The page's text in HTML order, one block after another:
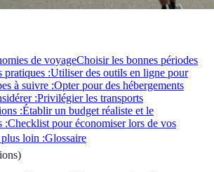
de voyageChoisir les bonnes périodes
pratiques :Utiliser des outils en ligne pour
à suivre :Opter pour des hébergements
:Privilégier les transports
:Établir un budget réaliste et le
:Checklist pour économiser lors de vos
loin :Glossaire
)